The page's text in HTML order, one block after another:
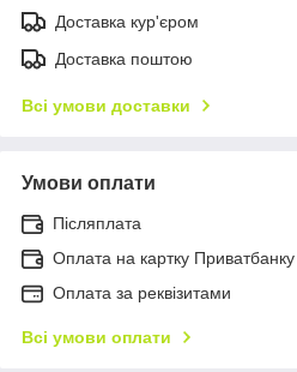
Доставка кур'єром
Доставка поштою
Всі умови доставки
Умови оплати
Післяплата
Оплата на картку
Оплата за реквізитами
Всі умови оплати